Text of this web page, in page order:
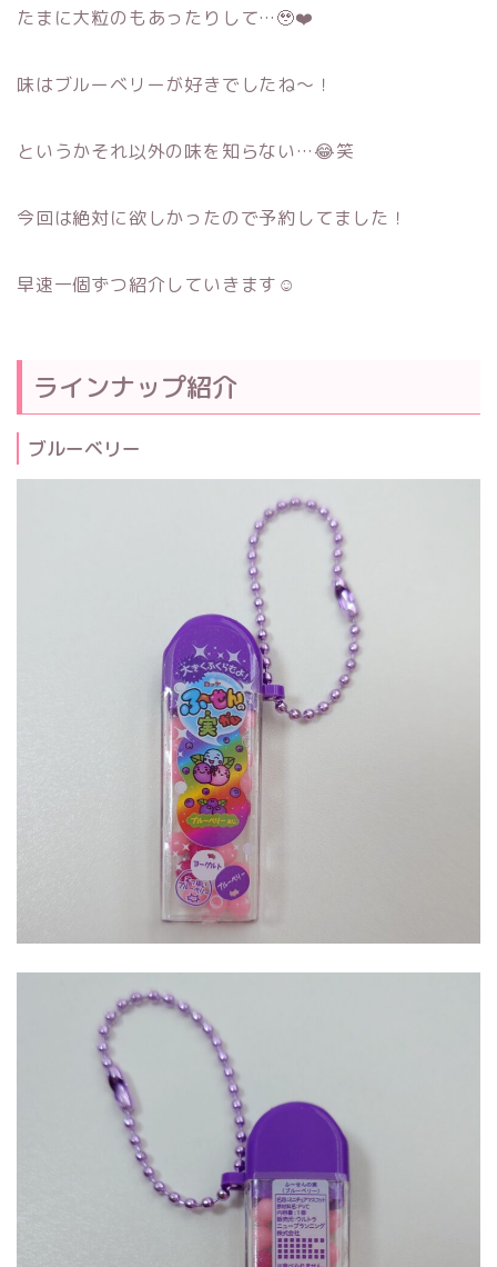
たまに大粒のもあったりして…🥹❤️
味はブルーベリーが好きでしたね～！
というかそれ以外の味を知らない…😂笑
今回は絶対に欲しかったので予約してました！
早速一個ずつ紹介していきます☺
ラインナップ紹介
ブルーベリー